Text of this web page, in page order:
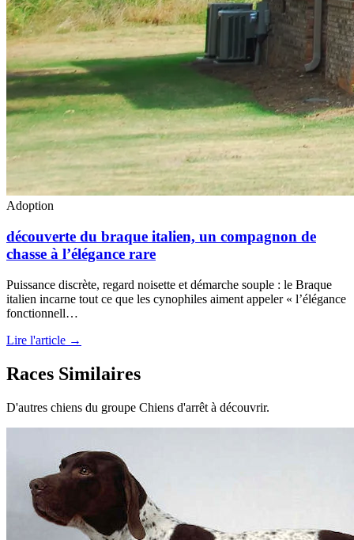
Adoption
découverte du braque italien, un compagnon de
chasse à l’élégance rare
Puissance discrète, regard noisette et démarche souple : le Braque
italien incarne tout ce que les cynophiles aiment appeler « l’élégance
fonctionnell…
Lire l'article →
Races Similaires
D'autres chiens du groupe Chiens d'arrêt à découvrir.